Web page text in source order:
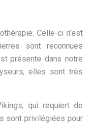
Celle-ci n’est
sont reconnues
présente dans notre
elles sont très
qui requiert de
sont privilégiées pour